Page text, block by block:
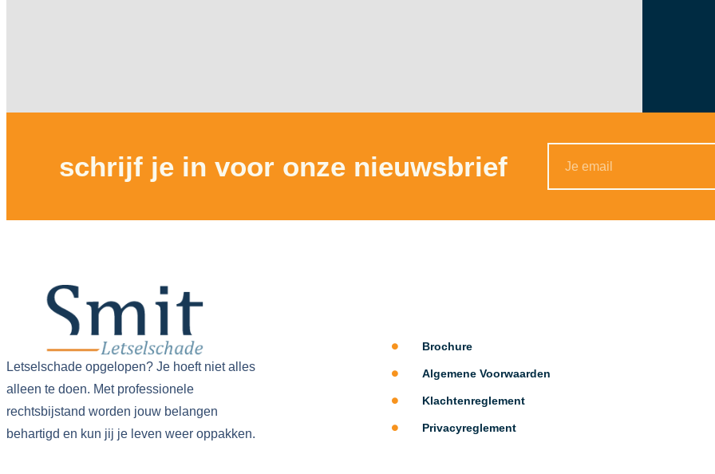
schrijf je in voor onze nieuwsbrief
Letselschade opgelopen? Je hoeft niet alles
alleen te doen. Met professionele
rechtsbijstand worden jouw belangen
behartigd en kun jij je leven weer oppakken.
Brochure
Algemene Voorwaarden
Klachtenreglement
Privacyreglement